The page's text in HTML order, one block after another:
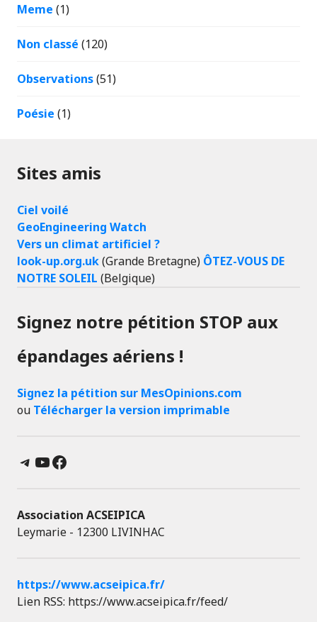
Meme (1)
Non classé (120)
Observations(51)
Poésie (1)
Sites amis
Ciel voilé
GeoEngineering Watch
Vers un climat artificiel ?
look-up.org.uk(Grande Bretagne) ÔTEZ-VOUS DE
NOTRE SOLEIL (Belgique)
Signez notre pétition STOP aux
épandages aériens !
Signez la pétition sur MesOpinions.com
ou Télécharger la version imprimable
Telegram
YouTube
Facebook
Association ACSEIPICA
Leymarie - 12300 LIVINHAC
https://www.acseipica.fr/
Lien RSS: https://www.acseipica.fr/feed/